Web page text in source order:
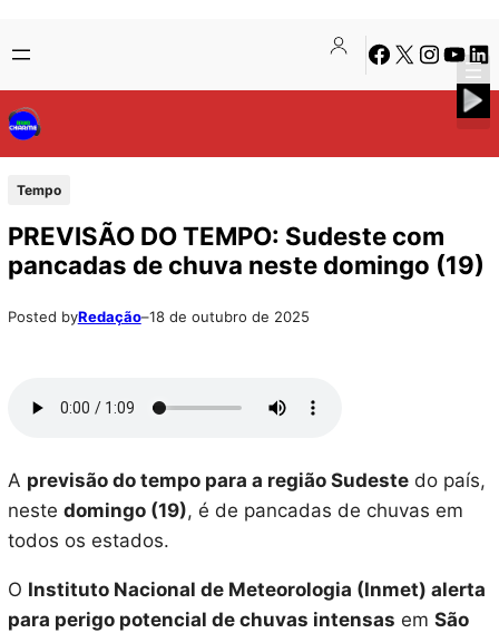
para
o
conteúdo
to
content
Facebook
X Instagram
Tempo
PREVISÃO DO TEMPO: Sudeste com
pancadas de chuva neste domingo (19)
Posted byRedação–18 de outubro de 2025
A previsão do tempo para a região Sudestedo país,
neste domingo (19), é de pancadas de chuvas em
todos os estados.
O Instituto Nacional de Meteorologia (Inmet) alerta
para perigo potencial de chuvas intensas em São